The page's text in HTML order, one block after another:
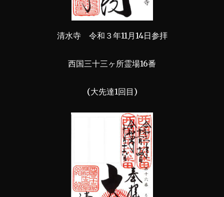
清水寺 令和３年11月14日参拝
西国三十三ヶ所霊場16番
(大先達1回目)